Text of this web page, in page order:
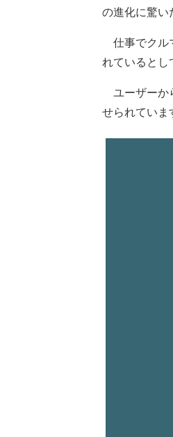
の進化に驚い
仕事でクル
れているとし
ユーザーか
せられていま